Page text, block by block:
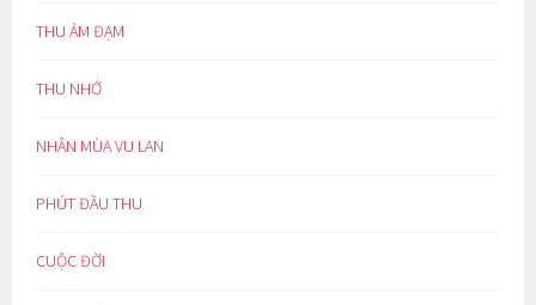
THU ẢM ĐẠM
THU NHỚ
NHÂN MÙA VU LAN
PHÚT ĐẦU THU
CUỘC ĐỜI